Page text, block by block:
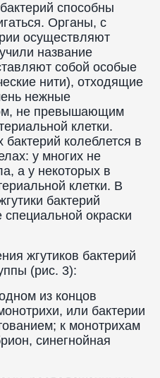
способны
Органы, с
осуществляют
название
собой особые
нити), отходящие
нежные
не превышающим
клетки.
колеблется в
у многих не
а у некоторых в
клетки. В
бактерий
окраски
жгутиков бактерий
(рис. 3):
из концов
или бактерии
к монотрихам
синегнойная